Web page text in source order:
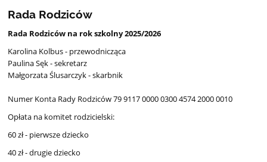
Rada Rodziców
Rada Rodziców na rok szkolny 2025/2026
Karolina Kolbus - przewodnicząca
Paulina Sęk - sekretarz
Małgorzata Ślusarczyk - skarbnik
Numer Konta Rady Rodziców 79 9117 0000 0300 4574 2000 0010
Opłata na komitet rodzicielski:
60 zł - pierwsze dziecko
40 zł - drugie dziecko